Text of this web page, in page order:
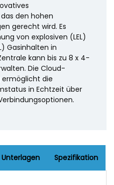
den hohen
gerecht wird. Es
von explosiven (LEL)
Gasinhalten in
kann bis zu 8 x 4-
Die Cloud-
die
in Echtzeit über
Unterlagen Spezifikation